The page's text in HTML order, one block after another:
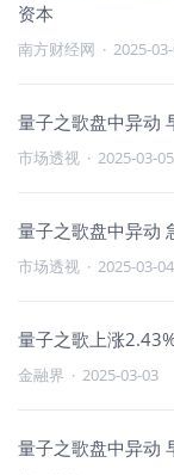
资本
南方财经网 · 2025-
量子之歌盘中异动
市场透视 · 2025-03-05
量子之歌盘中异动
市场透视 · 2025-03-04
量子之歌上涨
金融界 · 2025-03-03
量子之歌盘中异动